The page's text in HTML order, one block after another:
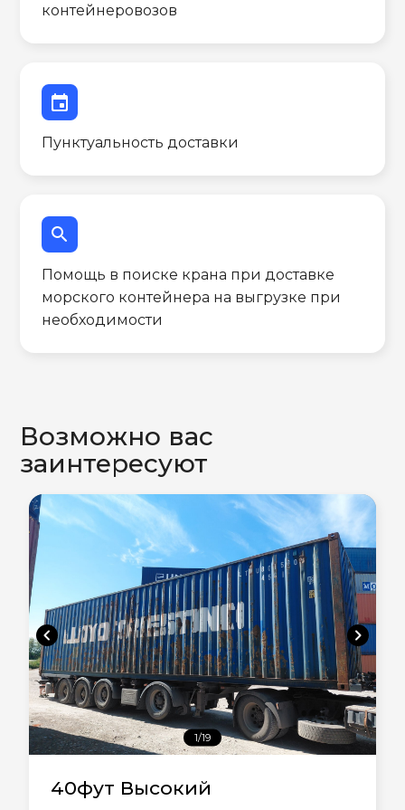
контейнеровозов
event
Пунктуальность доставки
search
Помощь в поиске крана при доставке
морского контейнера на выгрузке при
необходимости
Возможно вас
заинтересуют
chevron_left chevron_right
1/19
40фут Высокий